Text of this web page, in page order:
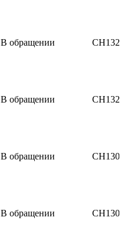
В обращении
В обращении
В обращении
В обращении